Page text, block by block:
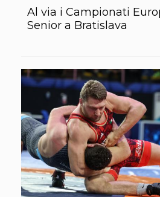
Pancrazio/
S'istrumpa
La
News
Mappa del
Cerca
Contatti
News
Cookies
Catalogo
Webinar
Al via i Campionati
Senior a Bratislava